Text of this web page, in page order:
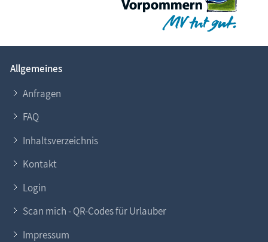
Allgemeines
Anfragen
FAQ
Inhaltsverzeichnis
Kontakt
Login
Scan mich - QR-Codes für Urlauber
Impressum